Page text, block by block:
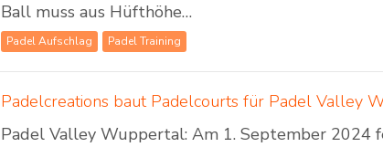
Ball muss aus Hüfthöhe…
Padel Aufschlag Padel Training
Padel Valley Wuppertal: Am 1. September 2024